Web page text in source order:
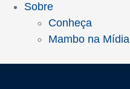
Sobre
Conheça
Mambo na Mídia